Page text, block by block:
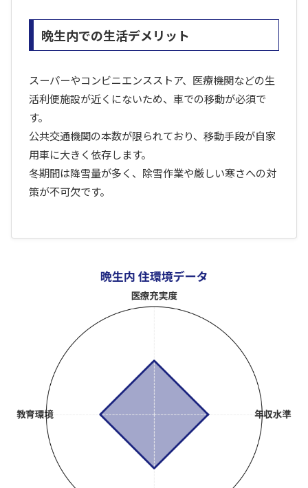
晩生内での生活デメリット
スーパーやコンビニエンスストア、医療機関などの生
活利便施設が近くにないため、車での移動が必須で
す。
公共交通機関の本数が限られており、移動手段が自家
用車に大きく依存します。
冬期間は降雪量が多く、除雪作業や厳しい寒さへの対
策が不可欠です。